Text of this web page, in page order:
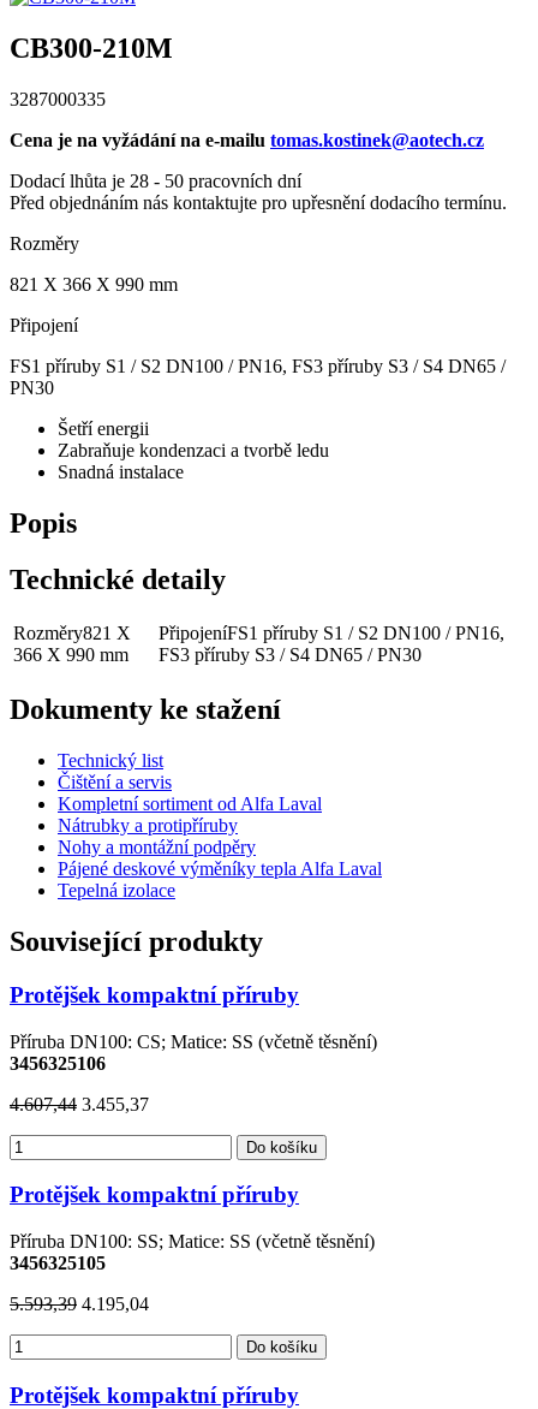
CB300-210M
3287000335
Cena je na vyžádání na e-mailu tomas.kostinek@aotech.cz
Dodací lhůta je 28 - 50 pracovních dní
Před objednáním nás kontaktujte pro upřesnění dodacího termínu.
Rozměry
821 X 366 X 990 mm
Připojení
FS1 příruby S1 / S2 DN100 / PN16, FS3 příruby S3 / S4 DN65 /
PN30
Šetří energii
Zabraňuje kondenzaci a tvorbě ledu
Snadná instalace
Popis
Technické detaily
Rozměry821 X
366 X 990 mm
PřipojeníFS1 příruby S1 / S2 DN100 / PN16,
FS3 příruby S3 / S4 DN65 / PN30
Dokumenty ke stažení
Technický list
Čištění a servis
Kompletní sortiment od Alfa Laval
Nátrubky a protipříruby
Nohy a montážní podpěry
Pájené deskové výměníky tepla Alfa Laval
Tepelná izolace
Související produkty
Protějšek kompaktní příruby
Příruba DN100: CS; Matice: SS (včetně těsnění)
3456325106
4.607,44 3.455,37
Do košíku
Protějšek kompaktní příruby
Příruba DN100: SS; Matice: SS (včetně těsnění)
3456325105
5.593,39 4.195,04
Do košíku
Protějšek kompaktní příruby